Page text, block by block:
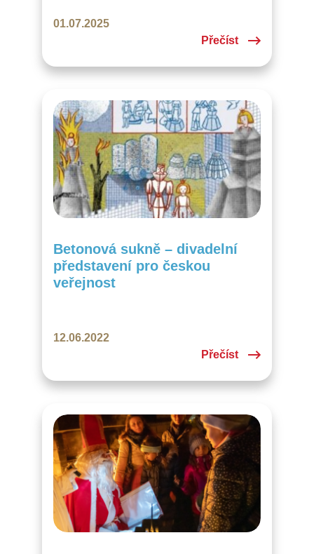
01.07.2025
Přečíst
Betonová sukně – divadelní
představení pro českou
veřejnost
12.06.2022
Přečíst